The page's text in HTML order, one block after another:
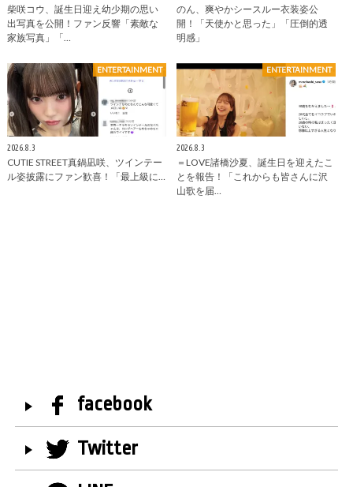
柴咲コウ、誕生日迎え幼少期の思い
出写真を公開！ファン反響「素敵な
家族写真」「…
のん、爽やかシースルー衣装姿公
開！「天使かと思った」「圧倒的透
明感」
ENTERTAINMENT
2026.8.3
CUTIE STREET真鍋凪咲、ツインテー
ル姿披露にファン歓喜！「最上級に…
ENTERTAINMENT
2026.8.3
＝LOVE諸橋沙夏、誕生日を迎えたこ
とを報告！「これからも皆さんに沢
山歌を届…
facebook
Twitter